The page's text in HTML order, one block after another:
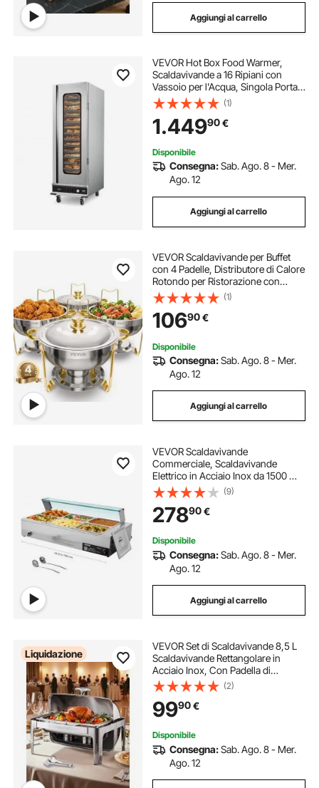
Aggiungi al carrello
VEVOR Hot Box Food Warmer,
Scaldavivande a 16 Ripiani con
Vassoio per l'Acqua, Singola Porta
Trasparente Ripiani Regolabili,
Armadio Scaldavivande in Acciaio
Inox, Ideale per Conservare
Ristorante
(1)
1.44990€
Disponibile
Consegna:Sab. Ago. 8 - Mer.
Ago. 12
Aggiungi al carrello
VEVOR Scaldavivande per Buffet
con 4 Padelle, Distributore di Calore
Rotondo per Ristorazione con
Coperchio, Porta Carburante e
Vaschetta per l'Acqua per
Matrimoni, Feste, Dorato 4,7 L
(1)
10690€
Disponibile
Consegna:Sab. Ago. 8 - Mer.
Ago. 12
Aggiungi al carrello
VEVOR Scaldavivande
Commerciale, Scaldavivande
Elettrico in Acciaio Inox da 1500 W
con Coperchio in Vetro,
Bagnomaria da Banco a 6 Teglie di
1/2, con Riscaldamento Rapido e
Mestoli Forati
(9)
27890€
Disponibile
Consegna:Sab. Ago. 8 - Mer.
Ago. 12
Aggiungi al carrello
Liquidazione
VEVOR Set di Scaldavivande 8,5 L
Scaldavivande Rettangolare in
Acciaio Inox, Con Padella di
Dimensioni Standard, Coperchio,
Supporto Pieghevole per Acqua,
Supporto per Carburante, Clip per
Pasti
(2)
9990€
Disponibile
Consegna:Sab. Ago. 8 - Mer.
Ago. 12